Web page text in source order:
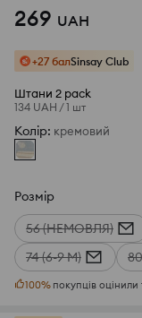
269 UAH
+27 балSinsay Club
Штани 2 pack
134 UAH /1 шт
Колір: кремовий
Розмір
56 (НЕМОВЛЯ)
74 (6-9 М)
100% покупців